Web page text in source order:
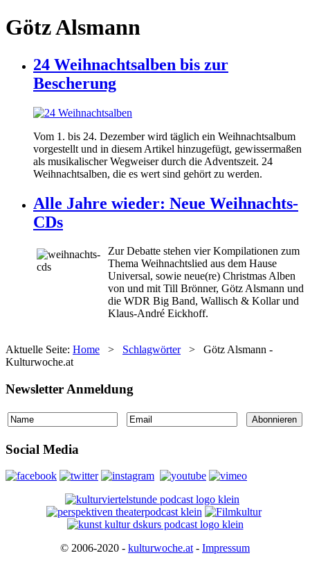
Götz Alsmann
24 Weihnachtsalben bis zur
Bescherung
Vom 1. bis 24. Dezember wird täglich ein Weihnachtsalbum
vorgestellt und in diesem Artikel hinzugefügt, gewissermaßen
als musikalischer Wegweiser durch die Adventszeit. 24
Weihnachtsalben, die es wert sind gehört zu werden.
Alle Jahre wieder: Neue Weihnachts-
CDs
Zur Debatte stehen vier Kompilationen zum
Thema Weihnachtslied aus dem Hause
Universal, sowie neue(re) Christmas Alben
von und mit Till Brönner, Götz Alsmann und
die WDR Big Band, Wallisch & Kollar und
Klaus-André Eickhoff.
Aktuelle Seite: Home > Schlagwörter > Götz Alsmann -
Kulturwoche.at
Newsletter Anmeldung
Social Media
© 2006-2020 - kulturwoche.at - Impressum